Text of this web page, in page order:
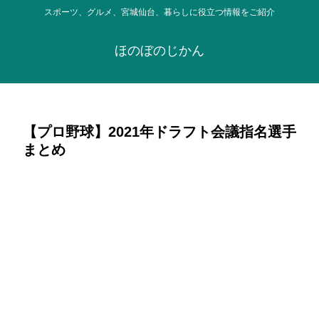
スポーツ、グルメ、宮城仙台、暮らしに役立つ情報をご紹介
ほのぼのじかん
【プロ野球】2021年ドラフト会議指名選手
まとめ